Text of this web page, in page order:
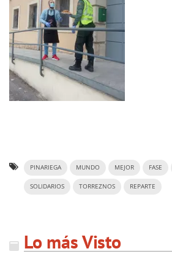
PINARIEGA MUNDO MEJOR FASE
SOLIDARIOS TORREZNOS REPARTE
Lo más Visto